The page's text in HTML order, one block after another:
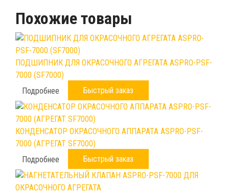
Похожие товары
ПОДШИПНИК ДЛЯ ОКРАСОЧНОГО АГРЕГАТА ASPRO-PSF-
7000 (SF7000)
Подробнее
Быстрый заказ
КОНДЕНСАТОР ОКРАСОЧНОГО АППАРАТА ASPRO-PSF-
7000 (АГРЕГАТ SF7000)
Подробнее
Быстрый заказ